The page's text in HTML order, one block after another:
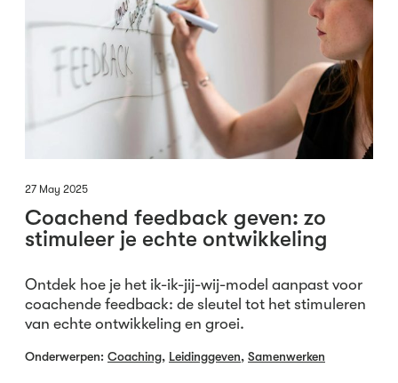
27 May 2025
Coachend feedback geven: zo
stimuleer je echte ontwikkeling
Ontdek hoe je het ik-ik-jij-wij-model aanpast voor
coachende feedback: de sleutel tot het stimuleren
van echte ontwikkeling en groei.
Onderwerpen: Coaching, Leidinggeven, Samenwerken